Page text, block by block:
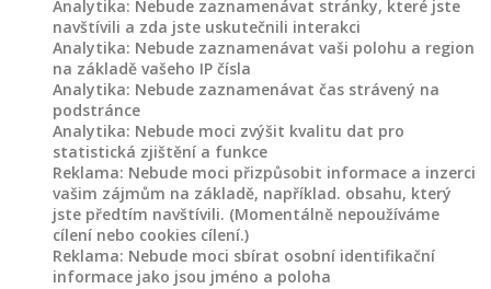
Dřevěné
výrobky
různé
Products
Analytika: Nebude zaznamenávat stránky, které jste
navštívili a zda jste uskutečnili interakci
Analytika: Nebude zaznamenávat vaši polohu a region
na základě vašeho IP čísla
Analytika: Nebude zaznamenávat čas strávený na
podstránce
Analytika: Nebude moci zvýšit kvalitu dat pro
statistická zjištění a funkce
Reklama: Nebude moci přizpůsobit informace a inzerci
vašim zájmům na základě, například. obsahu, který
jste předtím navštívili. (Momentálně nepoužíváme
cílení nebo cookies cílení.)
Reklama: Nebude moci sbírat osobní identifikační
informace jako jsou jméno a poloha